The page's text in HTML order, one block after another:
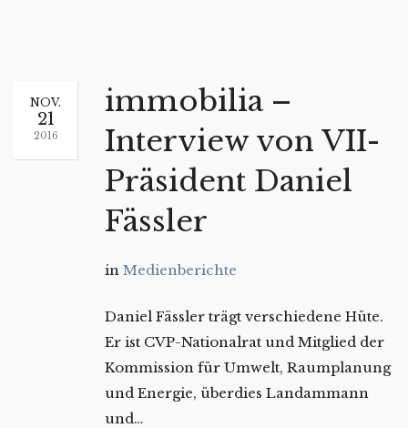
NOV.
21
2016
immobilia –
Interview von VII-
Präsident Daniel
Fässler
in Medienberichte
Daniel Fässler trägt verschiedene Hüte.
Er ist CVP-Nationalrat und Mitglied der
Kommission für Umwelt, Raumplanung
und Energie, überdies Landammann
und…